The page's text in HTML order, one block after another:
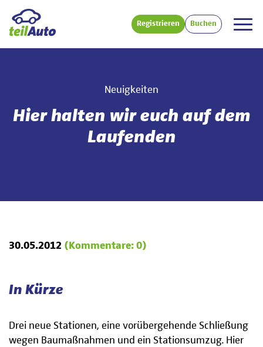
Registrieren Buchen
Neuigkeiten
Hier halten wir euch auf dem
Laufenden
30.05.2012 (Kommentare: 0)
In Kürze
Drei neue Stationen, eine vorübergehende Schließung
wegen Baumaßnahmen und ein Stationsumzug. Hier